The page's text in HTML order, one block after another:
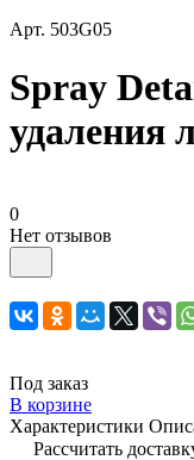
Арт. 503G05
Spray
удаления
0
Нет отзывов
Под заказ
В корзине
Характеристики
Рассчитать